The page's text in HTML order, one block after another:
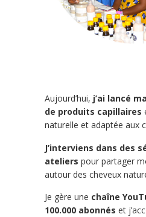
Aujourd’hui, j’ai lancé
de produits capillaires
naturelle et adaptée aux
J’interviens dans des
ateliers pour partager
autour des cheveux
Je gère une chaîne
100.000 abonnés et